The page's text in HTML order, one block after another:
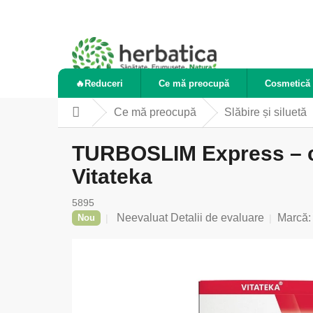
🔥Reduceri Ce mă preocupă Cosmetică
AcasăCe mă preocupă Slăbire și siluetă
TURBOSLIM Express
Vitateka
5895
Nou
Evaluarea
Neevaluat Detalii de evaluare Marcă: